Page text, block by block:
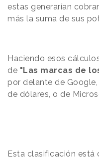
estas generarían
más la suma de sus
Haciendo esos
de "Las marcas de
por delante de
de dólares, o de
Esta clasificación está